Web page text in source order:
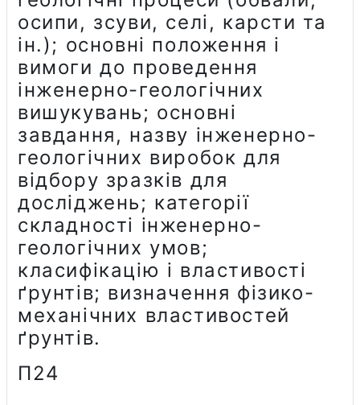
осипи, зсуви, селі, карсти та
ін.); основні положення і
вимоги до проведення
інженерно-геологічних
вишукувань; основні
завдання, назву інженерно-
геологічних виробок для
відбору зразків для
досліджень; категорії
складності інженерно-
геологічних умов;
класифікацію і властивості
ґрунтів; визначення фізико-
механічних властивостей
ґрунтів.
П24